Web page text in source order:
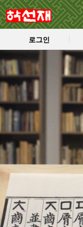
로그인